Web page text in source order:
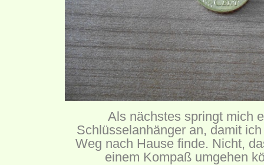
Als nächstes springt mich
Schlüsselanhänger an, damit
Weg nach Hause finde. Nicht,
einem Kompaß umgehen